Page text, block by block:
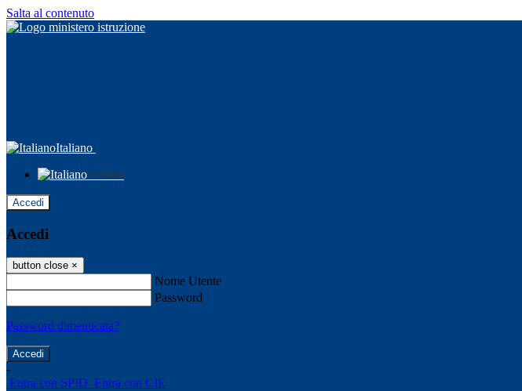
Salta al contenuto
Italiano
Italiano
Accedi
Accedi
button close ×
Nome Utente
Password
Password dimenticata?
-
Entra con SPID Entra con CIE